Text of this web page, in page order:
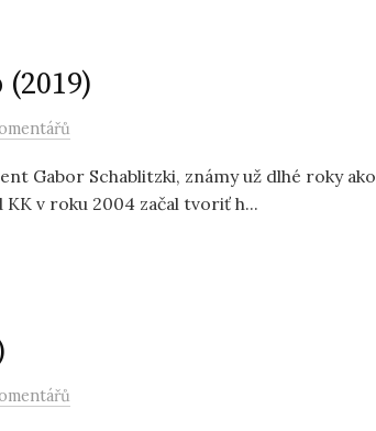
Gabor Schablitzki, známy už dlhé roky ako
v roku 2004 začal tvoriť h...